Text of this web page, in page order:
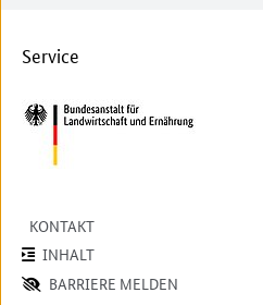
Service
KONTAKT
INHALT
BARRIERE MELDEN